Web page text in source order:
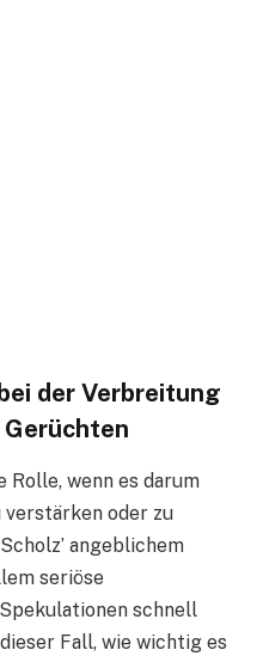
der Verbreitung
Rolle, wenn es darum
oder zu
angeblichem
seriöse
schnell
Fall, wie wichtig es